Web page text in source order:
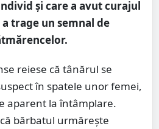
și care a avut curajul
trage un semnal de
reiese că tânărul se
în spatele unor femei,
aparent la întâmplare.
bărbatul urmărește